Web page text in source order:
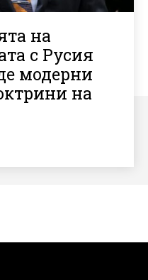
на
с Русия
модерни
на